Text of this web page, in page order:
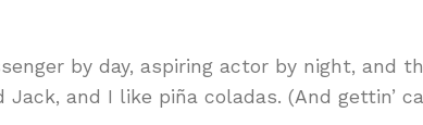
by day, aspiring actor by night, and
Jack, and I like piña coladas. (And gettin’